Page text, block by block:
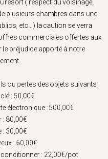
resort ( respect du voisinage,
plusieurs chambres dans une
etc…) la caution se verra
commerciales offertes aux
préjudice apporté à notre
ou pertes des objets suivants :
: 50,00€
électronique : 500,00€
: 80,00€
: 30,00€
: 60,00€
: 22,00€/pot